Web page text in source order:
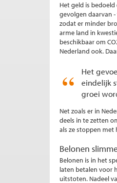
Het geld is
gevolgen daarvan
zodat er minder
arme land in
beschikbaar om
Nederland ook.
Het
eindelijk
groei
Net zoals er in
deels in te zetten
als ze stoppen
Belonen
Belonen is in het
laten betalen voor
uitstoten. Nadeel